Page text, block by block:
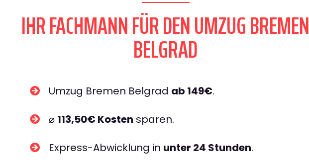
IHR FACHMANN FÜR DEN UMZUG BREMEN
BELGRAD
Umzug Bremen Belgrad ab 149€.
⌀ 113,50€ Kosten sparen.
Express-Abwicklung in unter 24 Stunden.